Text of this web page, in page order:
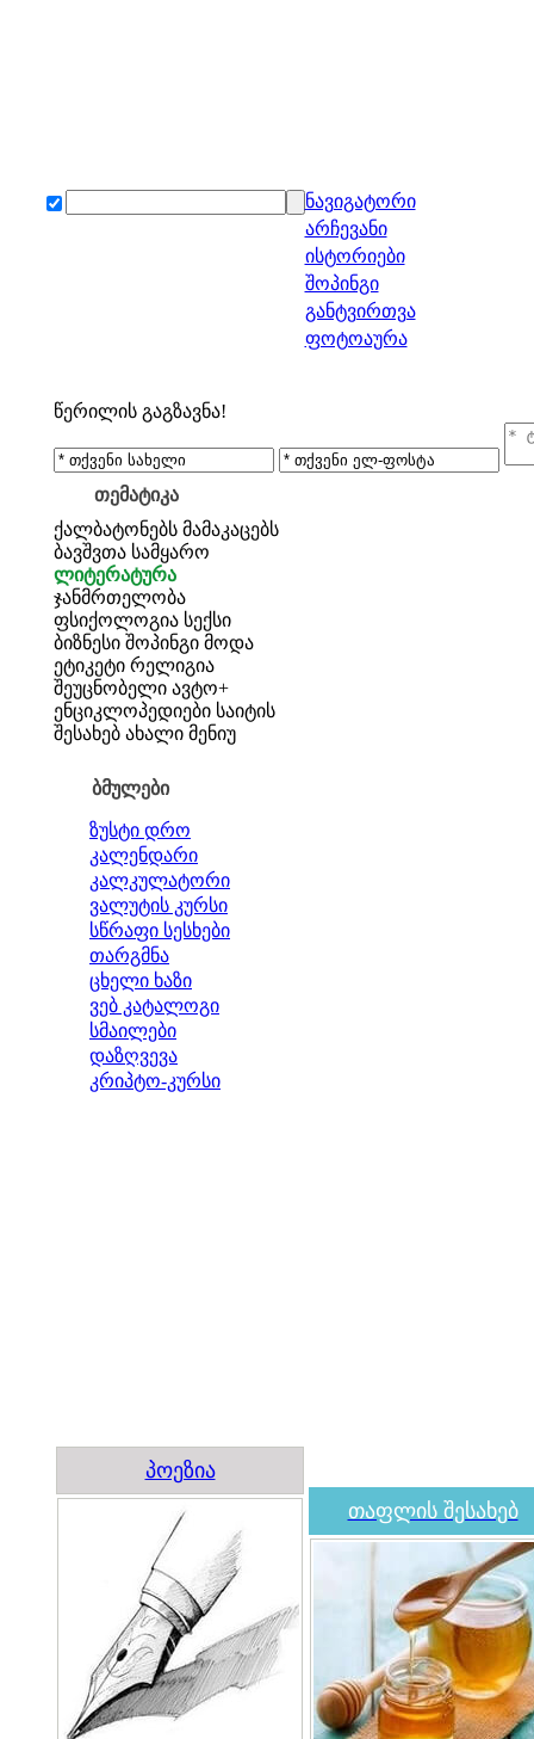
ნავიგატორი
არჩევანი
ისტორიები
შოპინგი
განტვირთვა
ფოტოაურა
წერილის გაგზავნა!
თემატიკა
ქალბატონებს მამაკაცებს
ბავშვთა სამყარო
ლიტერატურა
ჯანმრთელობა
ფსიქოლოგია სექსი
ბიზნესი შოპინგი მოდა
ეტიკეტი რელიგია
შეუცნობელი ავტო+
ენციკლოპედიები საიტის
შესახებ ახალი მენიუ
ბმულები
ზუსტი დრო
კალენდარი
კალკულატორი
ვალუტის კურსი
სწრაფი სესხები
თარგმნა
ცხელი ხაზი
ვებ კატალოგი
სმაილები
დაზღვევა
კრიპტო-კურსი
პოეზია
თაფლის შესახებ